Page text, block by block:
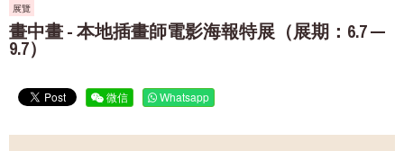
展覽
畫中畫 - 本地插畫師電影海報特展（展期：6.7 —
9.7）
微信 Whatsapp